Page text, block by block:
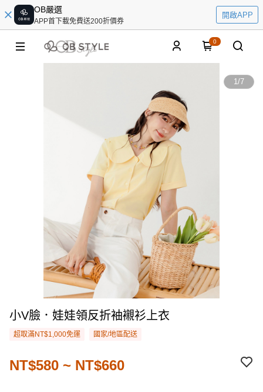
OB嚴選
APP首下載免費送200折價券
開啟APP
0
1/7
小V臉．娃娃領反折袖襯衫上衣
超取滿NT$1,000免運 國家/地區配送
NT$580 ~ NT$660